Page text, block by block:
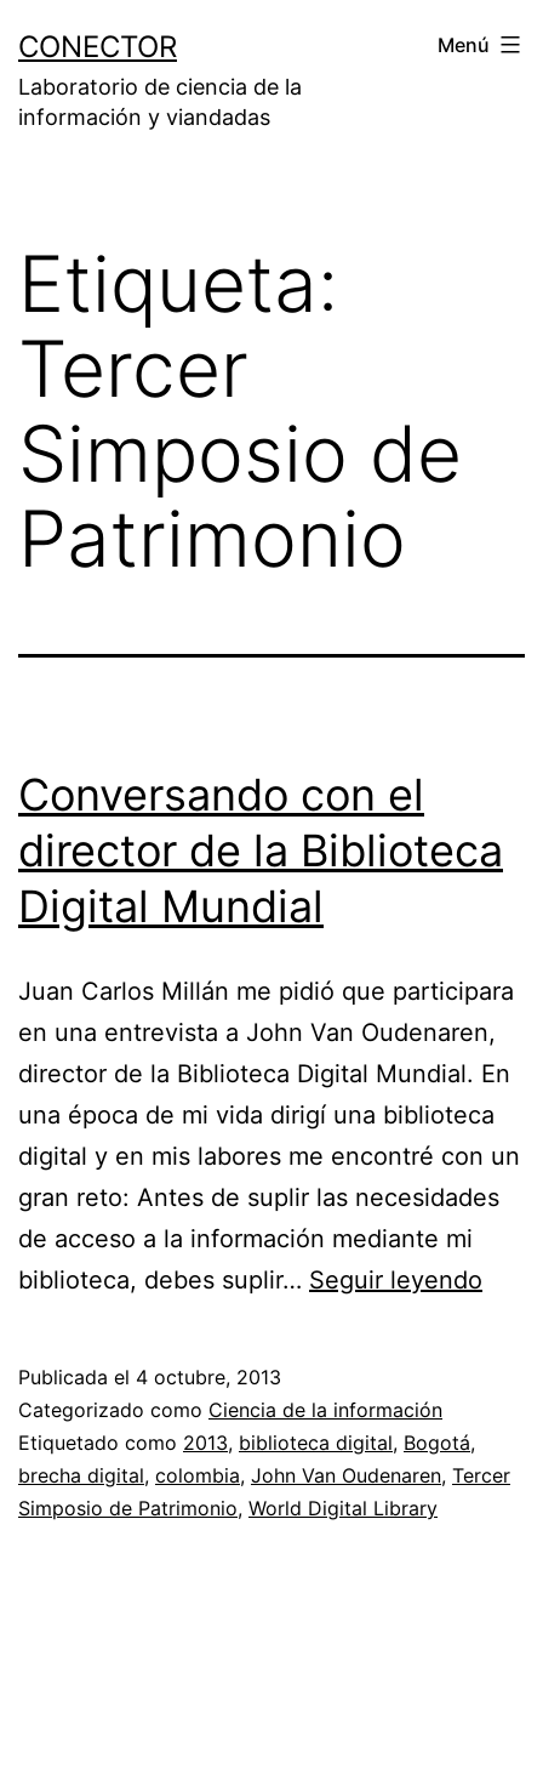
contenido
CONECTOR
Laboratorio de ciencia de la
información y viandadas
Menú
Etiqueta:
Tercer
Simposio de
Patrimonio
Conversando con el
director de la Biblioteca
Digital Mundial
Juan Carlos Millán me pidió que participara
en una entrevista a John Van Oudenaren,
director de la Biblioteca Digital Mundial. En
una época de mi vida dirigí una biblioteca
digital y en mis labores me encontré con un
gran reto: Antes de suplir las necesidades
de acceso a la información mediante mi
biblioteca, debes suplir… Seguir leyendo
la
Publicada el 4 octubre, 2013
Categorizado como Ciencia de la información
Etiquetado como 2013, biblioteca digital, Bogotá,
brecha digital, colombia, John Van Oudenaren, Tercer
Simposio de Patrimonio, World Digital Library